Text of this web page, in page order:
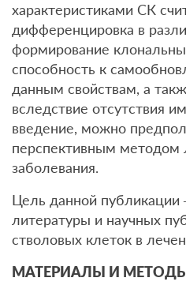
характеристиками СК
дифференцировка в
формирование
способность к
данным свойствам, а
вследствие отсутствия
введение, можно
перспективным методом
заболевания.
Цель данной публикации
литературы и научных
стволовых клеток в
МАТЕРИАЛЫ И